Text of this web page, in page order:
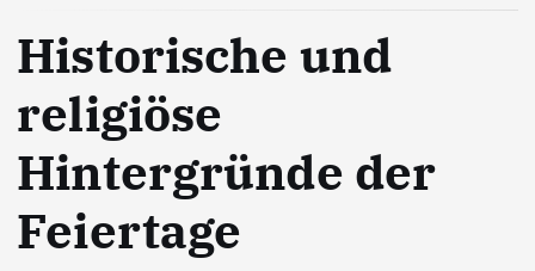
Historische und
religiöse
Hintergründe der
Feiertage